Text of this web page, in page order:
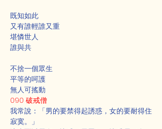
既知如此
又有誰輕誰又重
堪憐世人
誰與共
不捨一個眾生
平等的呵護
無人可搖動
090 破戒僧
我常說：「男的要禁得起誘惑，女的要耐得住
寂寞。」